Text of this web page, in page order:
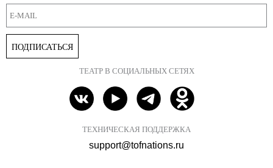
ПОДПИСАТЬСЯ
ТЕАТР В СОЦИАЛЬНЫХ СЕТЯХ
ТЕХНИЧЕСКАЯ ПОДДЕРЖКА
support@tofnations.ru